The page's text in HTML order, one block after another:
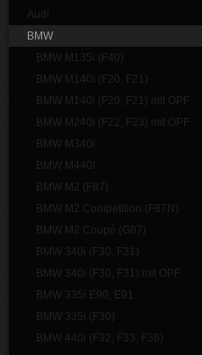
Audi
BMW
BMW M135i (F40)
BMW M140i (F20, F21)
BMW M140i (F20, F21) mit OPF
BMW M240i (F22, F23) mit OPF
BMW M340i
BMW M440I
BMW M2 (F87)
BMW M2 Competition (F87N)
BMW M2 Coupé (G87)
BMW 340i (F30, F31)
BMW 340i (F30, F31) mit OPF
BMW 335i E90, E91
BMW 335i (F30)
BMW 440i (F32, F33, F36)